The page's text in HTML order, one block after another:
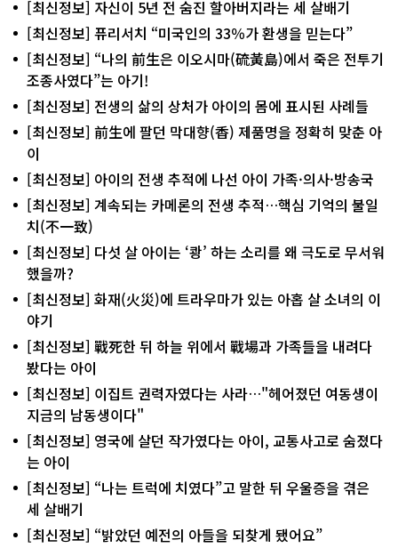
[최신정보] 자신이 5년 전 숨진 할아버지라는 세 살배기
[최신정보] 퓨리서치 “미국인의 33％가 환생을 믿는다”
[최신정보] “나의 前生은 이오시마(硫黃島)에서 죽은 전투기
조종사였다”는 아기!
[최신정보] 전생의 삶의 상처가 아이의 몸에 표시된 사례들
[최신정보] 前生에 팔던 막대향(香) 제품명을 정확히 맞춘 아
이
[최신정보] 아이의 전생 추적에 나선 아이 가족·의사·방송국
[최신정보] 계속되는 카메론의 전생 추적…핵심 기억의 불일
치(不一致)
[최신정보] 다섯 살 아이는 ‘쾅’ 하는 소리를 왜 극도로 무서워
했을까?
[최신정보] 화재(火災)에 트라우마가 있는 아홉 살 소녀의 이
야기
[최신정보] 戰死한 뒤 하늘 위에서 戰場과 가족들을 내려다
봤다는 아이
[최신정보] 이집트 권력자였다는 사라…"헤어졌던 여동생이
지금의 남동생이다"
[최신정보] 영국에 살던 작가였다는 아이, 교통사고로 숨졌다
는 아이
[최신정보] “나는 트럭에 치였다”고 말한 뒤 우울증을 겪은
세 살배기
[최신정보] “밝았던 예전의 아들을 되찾게 됐어요”